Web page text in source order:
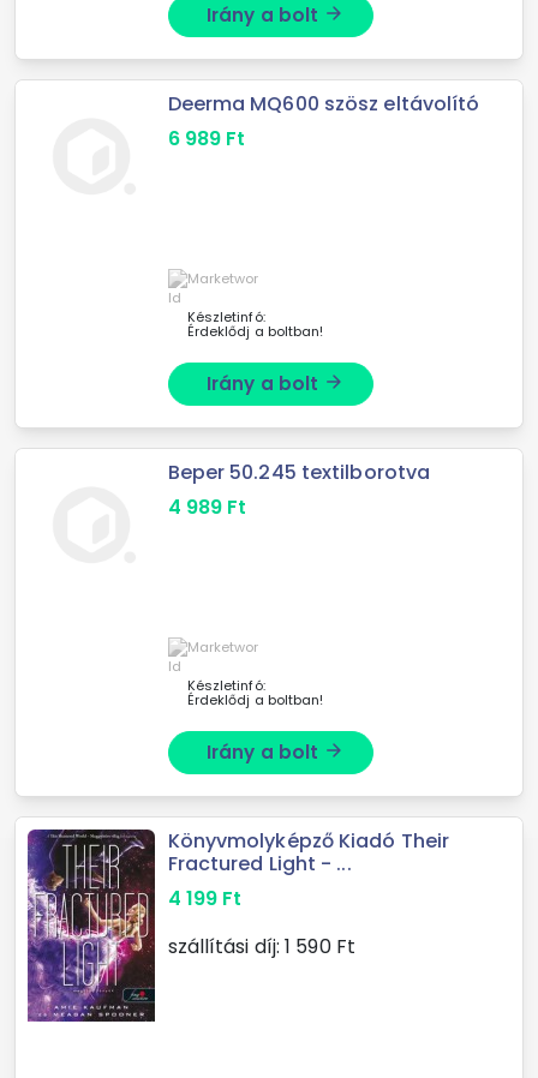
Irány a bolt arrow_forward
Deerma MQ600 szösz eltávolító
6 989 Ft
Készletinfó:
Érdeklődj a boltban!
Irány a bolt arrow_forward
Beper 50.245 textilborotva
4 989 Ft
Készletinfó:
Érdeklődj a boltban!
Irány a bolt arrow_forward
Könyvmolyképző Kiadó Their
Fractured Light - ...
4 199 Ft
szállítási díj: 1 590Ft